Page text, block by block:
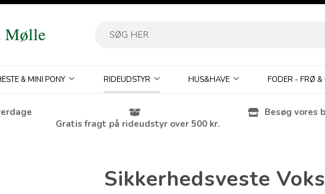
& MINI PONY RIDEUDSTYR HUS&HAVE FODER - FRØ
Gratis fragt på rideudstyr over 500 kr.
Besøg vores
Sikkerhedsveste